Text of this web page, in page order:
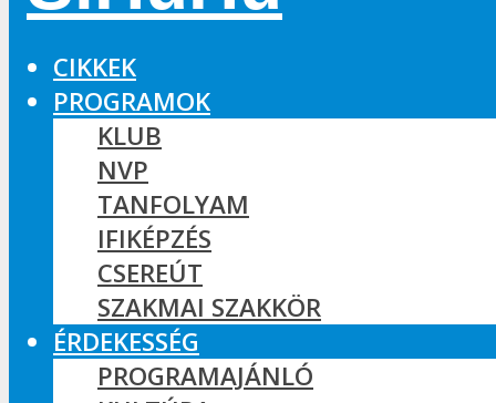
CIKKEK
PROGRAMOK
KLUB
NVP
TANFOLYAM
IFIKÉPZÉS
CSEREÚT
SZAKMAI SZAKKÖR
ÉRDEKESSÉG
PROGRAMAJÁNLÓ